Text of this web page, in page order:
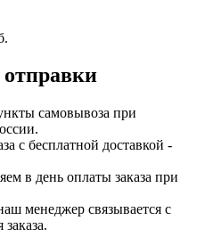
самовывоза при
с бесплатной доставкой -
в день оплаты заказа при
менеджер связывается с